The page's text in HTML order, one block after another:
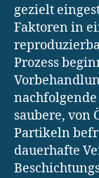
gezielt
Faktoren in
Prozess
saubere, von
Partikeln
dauerhafte